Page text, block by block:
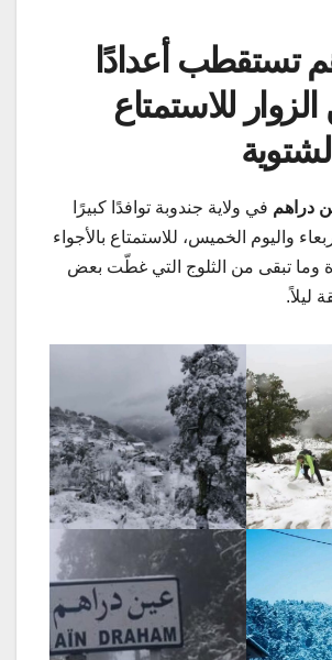
تستقطب أعدادًا
للاستمتاع
دراهم في ولاية جندوبة توافدًا كبيرًا
واليوم الخميس، للاستمتاع بالأجواء
وما تبقى من الثلوج التي غطّت بعض
ليلاً.